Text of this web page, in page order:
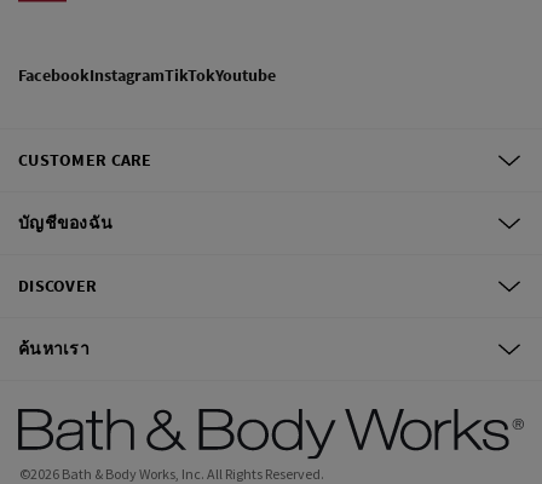
FacebookInstagramTikTokYoutube
CUSTOMER CARE
บัญชีของฉัน
DISCOVER
ค้นหาเรา
©2026 Bath & Body Works, Inc. All Rights Reserved.